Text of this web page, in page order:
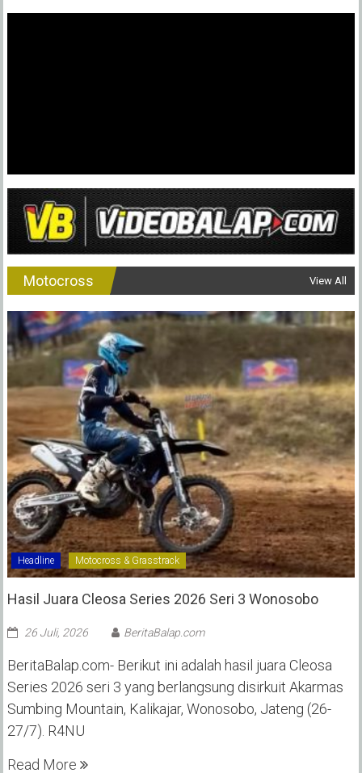
Motocross View All
Headline Motocross & Grasstrack
Hasil Juara Cleosa Series 2026 Seri 3 Wonosobo ‎
26 Juli, 2026 BeritaBalap.com
BeritaBalap.com- Berikut ini adalah hasil juara Cleosa
Series 2026 seri 3 yang berlangsung disirkuit Akarmas
Sumbing Mountain, Kalikajar, Wonosobo, Jateng (26-
27/7). R4NU
Read More